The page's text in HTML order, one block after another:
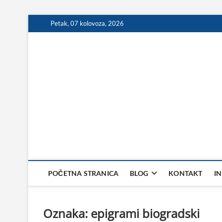
to
Petak, 07 kolovoza, 2026
POČETNA STRANICA BLOG KONTAKT
Oznaka: epigrami biogradski